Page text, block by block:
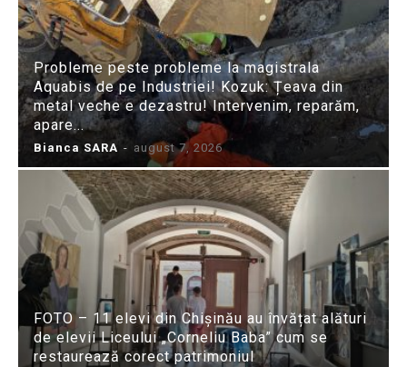
Probleme peste probleme la magistrala
Aquabis de pe Industriei! Kozuk: Țeava din
metal veche e dezastru! Intervenim, reparăm,
apare...
Bianca SARA - august 7, 2026
FOTO – 11 elevi din Chișinău au învățat alături
de elevii Liceului „Corneliu Baba” cum se
restaurează corect patrimoniul